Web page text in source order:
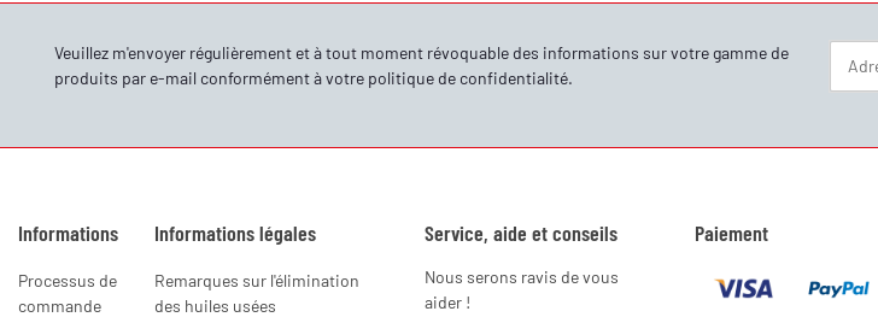
Veuillez m'envoyer régulièrement et à tout moment révoquable des informations sur votre gamme de
produits par e-mail conformément à votre politique de confidentialité.
Informations
Processus de
commande
Informations légales
Remarques sur l'élimination
des huiles usées
Service, aide et conseils
Nous serons ravis de vous
aider !
Paiement